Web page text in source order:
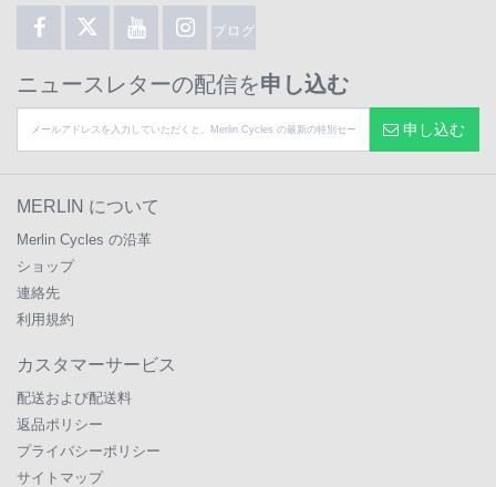
ブログ
ニュースレターの配信を申し込む
申し込む
MERLIN について
Merlin Cycles の沿革
ショップ
連絡先
利用規約
カスタマーサービス
配送および配送料
返品ポリシー
プライバシーポリシー
サイトマップ